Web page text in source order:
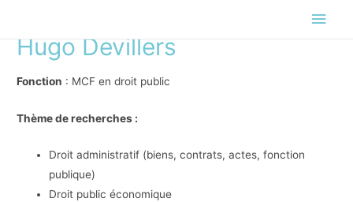
Hugo Devillers
Fonction : MCF en droit public
Thème de recherches :
Droit administratif (biens, contrats, actes, fonction
publique)
Droit public économique